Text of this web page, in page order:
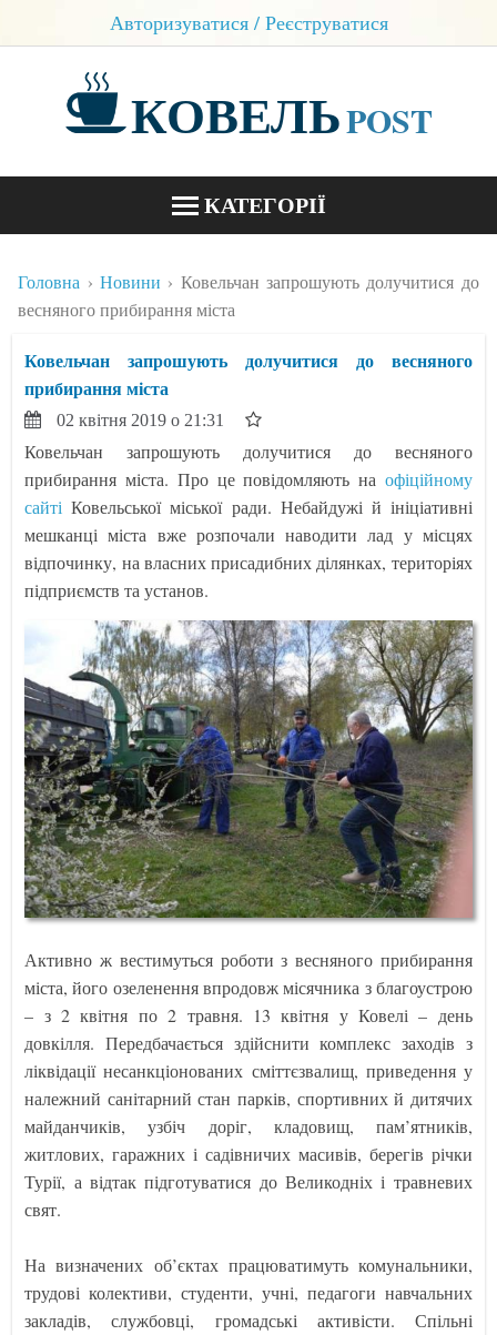
Авторизуватися / Реєструватися
КОВЕЛЬPOST
КАТЕГОРІЇ
БЛОГИ
Головна Новини
Ковельчан запрошують долучитися до
весняного прибирання міста
Ковельчан запрошують долучитися до весняного
прибирання міста
02 квітня 2019 о 21:31
Ковельчан запрошують долучитися до весняного
прибирання міста. Про це повідомляють на офіційному
сайті Ковельської міської ради. Небайдужі й ініціативні
мешканці міста вже розпочали наводити лад у місцях
відпочинку, на власних присадибних ділянках, територіях
підприємств та установ.
Активно ж вестимуться роботи з весняного прибирання
міста, його озеленення впродовж місячника з благоустрою
– з 2 квітня по 2 травня. 13 квітня у Ковелі – день
довкілля. Передбачається здійснити комплекс заходів з
ліквідації несанкціонованих сміттєзвалищ, приведення у
належний санітарний стан парків, спортивних й дитячих
майданчиків, узбіч доріг, кладовищ, пам’ятників,
житлових, гаражних і садівничих масивів, берегів річки
Турії, а відтак підготуватися до Великодніх і травневих
свят.
На визначених об’єктах працюватимуть комунальники,
трудові колективи, студенти, учні, педагоги навчальних
закладів, службовці, громадські активісти. Спільні